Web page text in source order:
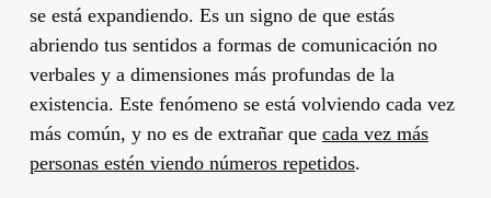
se está expandiendo. Es un signo de que estás
abriendo tus sentidos a formas de comunicación no
verbales y a dimensiones más profundas de la
existencia. Este fenómeno se está volviendo cada vez
más común, y no es de extrañar que cada vez más
personas estén viendo números repetidos.